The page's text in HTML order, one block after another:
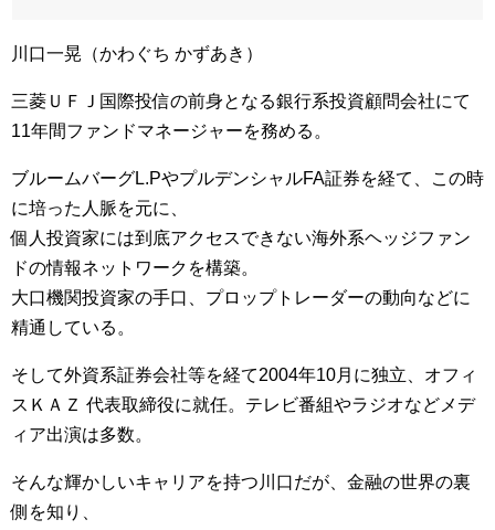
川口一晃（かわぐち かずあき）
三菱ＵＦＪ国際投信の前身となる銀行系投資顧問会社にて
11年間ファンドマネージャーを務める。
ブルームバーグL.PやプルデンシャルFA証券を経て、この時
に培った人脈を元に、
個人投資家には到底アクセスできない海外系ヘッジファン
ドの情報ネットワークを構築。
大口機関投資家の手口、プロップトレーダーの動向などに
精通している。
そして外資系証券会社等を経て2004年10月に独立、オフィ
スＫＡＺ 代表取締役に就任。テレビ番組やラジオなどメデ
ィア出演は多数。
そんな輝かしいキャリアを持つ川口だが、金融の世界の裏
側を知り